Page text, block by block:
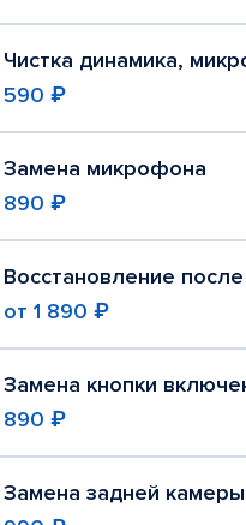
Чистка динамика,
590 ₽
Замена микрофона
890 ₽
Восстановление
от 1 890 ₽
Замена кнопки
890 ₽
Замена задней камеры